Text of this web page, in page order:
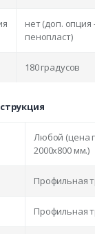
нет (доп.
пенопласт)
180 градусов
Любой (цена
2000x800 мм.)
Профильная
Профильная